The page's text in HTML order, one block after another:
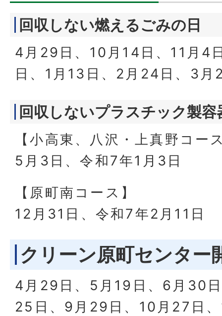
回収しない燃えるごみの日
4月29日、10月14日、11月4
日、1月13日、2月24日、3月
回収しないプラスチック製容
【小高東、八沢・上真野コー
5月3日、令和7年1月3日
【原町南コース】
12月31日、令和7年2月11日
クリーン原町センター
4月29日、5月19日、6月30
25日、9月29日、10月27日